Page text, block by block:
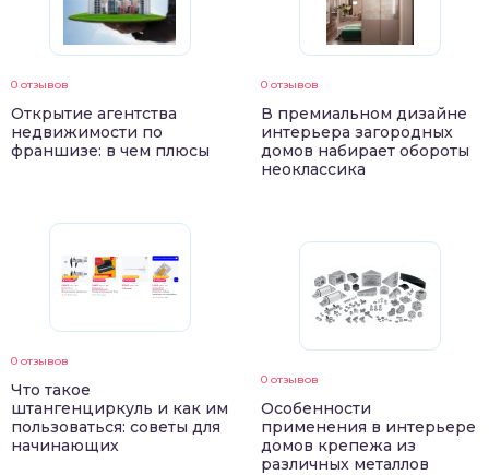
0 отзывов
Открытие агентства
недвижимости по
франшизе: в чем плюсы
0 отзывов
Что такое
штангенциркуль и как им
пользоваться: советы для
начинающих
0 отзывов
В премиальном дизайне
интерьера загородных
домов набирает обороты
неоклассика
0 отзывов
Особенности
применения в интерьере
домов крепежа из
различных металлов